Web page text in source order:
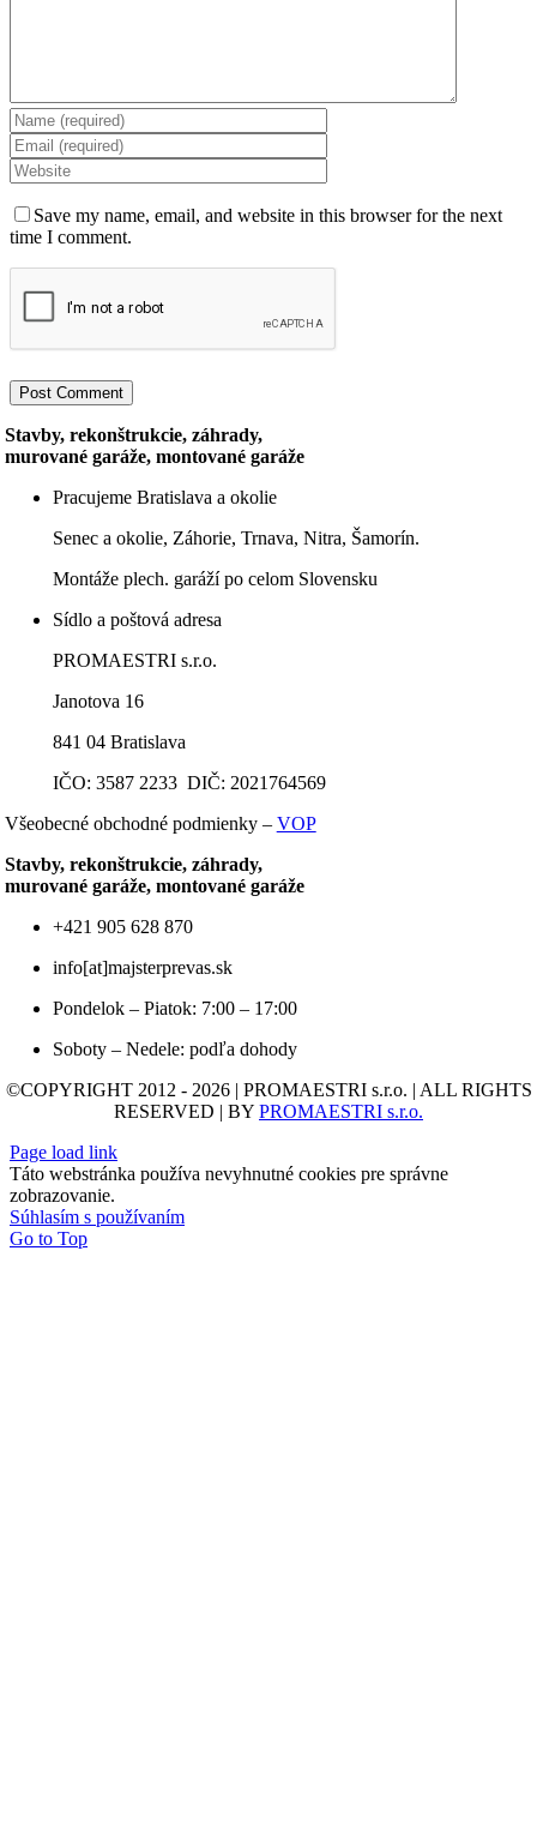
Save my name, email, and website in this browser for the next
time I comment.
Stavby, rekonštrukcie, záhrady,
murované garáže, montované garáže
Pracujeme Bratislava a okolie
Senec a okolie, Záhorie, Trnava, Nitra, Šamorín.
Montáže plech. garáží po celom Slovensku
Sídlo a poštová adresa
PROMAESTRI s.r.o.
Janotova 16
841 04 Bratislava
IČO: 3587 2233 DIČ: 2021764569
Všeobecné obchodné podmienky – VOP
Stavby, rekonštrukcie, záhrady,
murované garáže, montované garáže
+421 905 628 870
info[at]majsterprevas.sk
Pondelok – Piatok: 7:00 – 17:00
Soboty – Nedele: podľa dohody
©COPYRIGHT 2012 - 2026 | PROMAESTRI s.r.o. | ALL RIGHTS
RESERVED | BY PROMAESTRI s.r.o.
Page load link
Táto webstránka používa nevyhnutné cookies pre správne
zobrazovanie.
Súhlasím s používaním
Go to Top